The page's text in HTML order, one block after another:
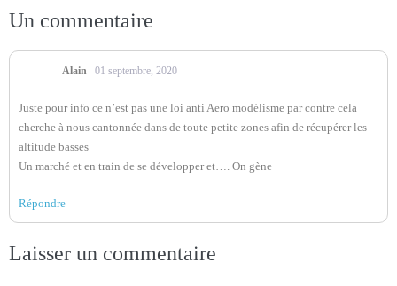
Un commentaire
Alain 01 septembre, 2020
Juste pour info ce n’est pas une loi anti Aero modélisme par contre cela
cherche à nous cantonnée dans de toute petite zones afin de récupérer les
altitude basses
Un marché et en train de se développer et…. On gène
Répondre
Laisser un commentaire